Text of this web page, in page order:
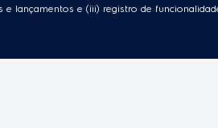
lançamentos e (iii) registro de